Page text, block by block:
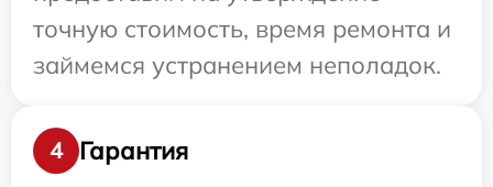
точную стоимость, время ремонта и
займемся устранением неполадок.
4
Гарантия